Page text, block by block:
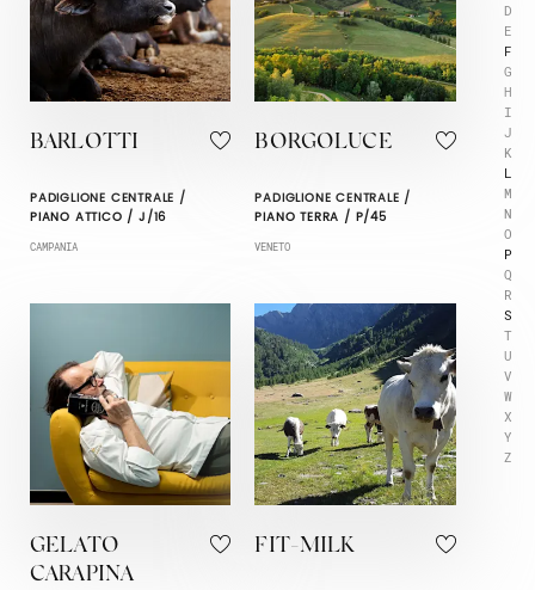
D
E
F
G
H
I
J
K
L
M
N
O
P
Q
R
S
T
U
V
W
X
Y
Z
BARLOTTI
PADIGLIONE CENTRALE /
PIANO ATTICO / J/16
CAMPANIA
BORGOLUCE
PADIGLIONE CENTRALE /
PIANO TERRA / P/45
VENETO
GELATO
CARAPINA
FIT-MILK